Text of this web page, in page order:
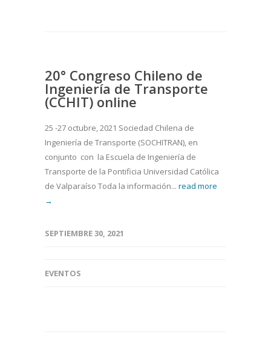
20° Congreso Chileno de
Ingeniería de Transporte
(CCHIT) online
25 -27 octubre, 2021 Sociedad Chilena de
Ingeniería de Transporte (SOCHITRAN), en
conjunto con la Escuela de Ingeniería de
Transporte de la Pontificia Universidad Católica
de Valparaíso Toda la información... read more
→
SEPTIEMBRE 30, 2021
EVENTOS